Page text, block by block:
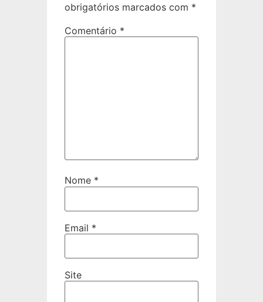
obrigatórios marcados com *
Comentário *
Nome *
Email *
Site